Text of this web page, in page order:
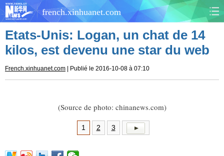
french.xinhuanet.com
CHINE MONDE
SANTÉ SPORTS
Etats-Unis: Logan, un chat de 14
kilos, est devenu une star du web
French.xinhuanet.com | Publié le 2016-10-08 à 07:10
(Source de photo: chinanews.com)
1 2 3